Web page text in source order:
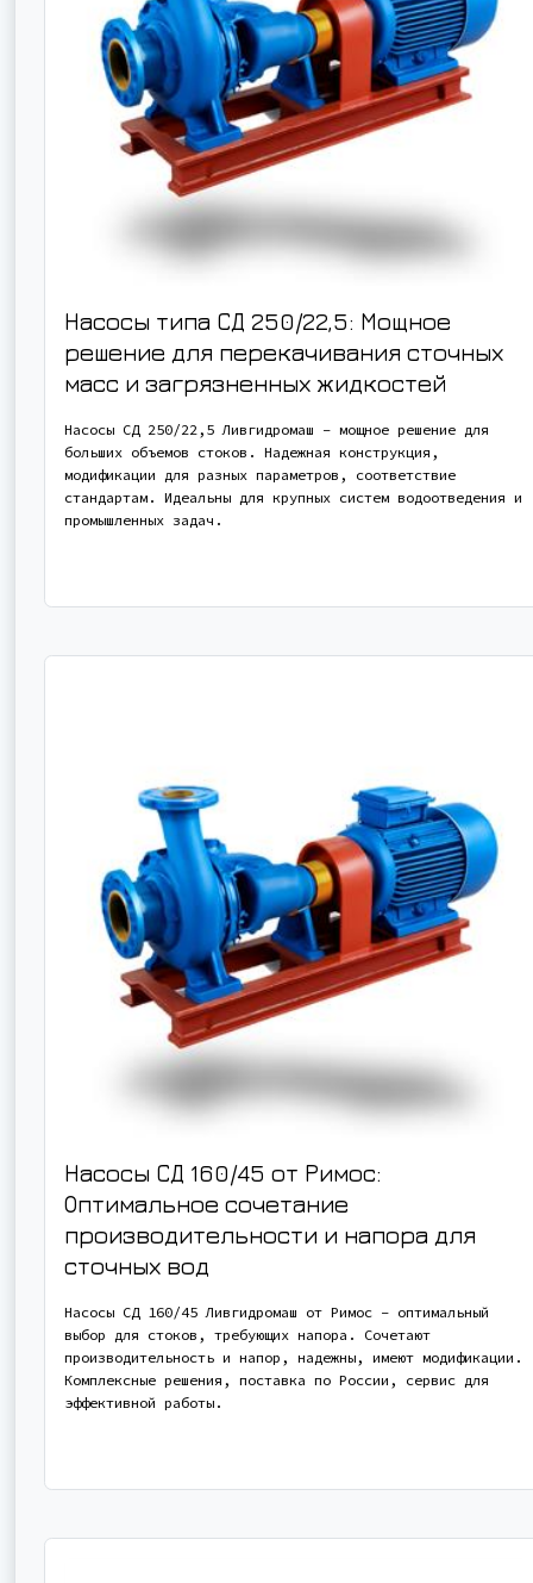
Насосы типа СД 250/22,5: Мощное
решение для перекачивания сточных
масс и загрязненных жидкостей
Насосы СД 250/22,5 Ливгидромаш – мощное решение для
больших объемов стоков. Надежная конструкция,
модификации для разных параметров, соответствие
стандартам. Идеальны для крупных систем водоотведения и
промышленных задач.
Насосы СД 160/45 от Римос:
Оптимальное сочетание
производительности и напора для
сточных вод
Насосы СД 160/45 Ливгидромаш от Римос – оптимальный
выбор для стоков, требующих напора. Сочетают
производительность и напор, надежны, имеют модификации.
Комплексные решения, поставка по России, сервис для
эффективной работы.